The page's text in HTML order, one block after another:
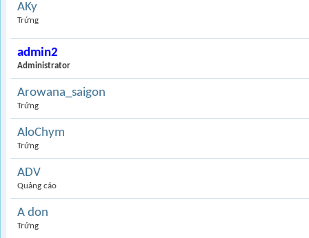
AKy
Trứng
admin2
Administrator
Arowana_saigon
Trứng
AloChym
Trứng
ADV
Quảng cáo
A don
Trứng